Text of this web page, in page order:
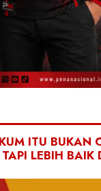
ITU BUKAN
LEBIH BAIK